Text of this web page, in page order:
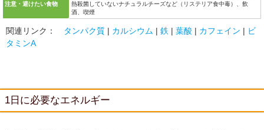
注意・避けたい食物
熱殺菌していないナチュラルチーズなど（リステリア食中毒）、飲
酒、喫煙
関連リンク： タンパク質 | カルシウム | 鉄 | 葉酸 | カフェイン | ビ
タミンA
1日に必要なエネルギー